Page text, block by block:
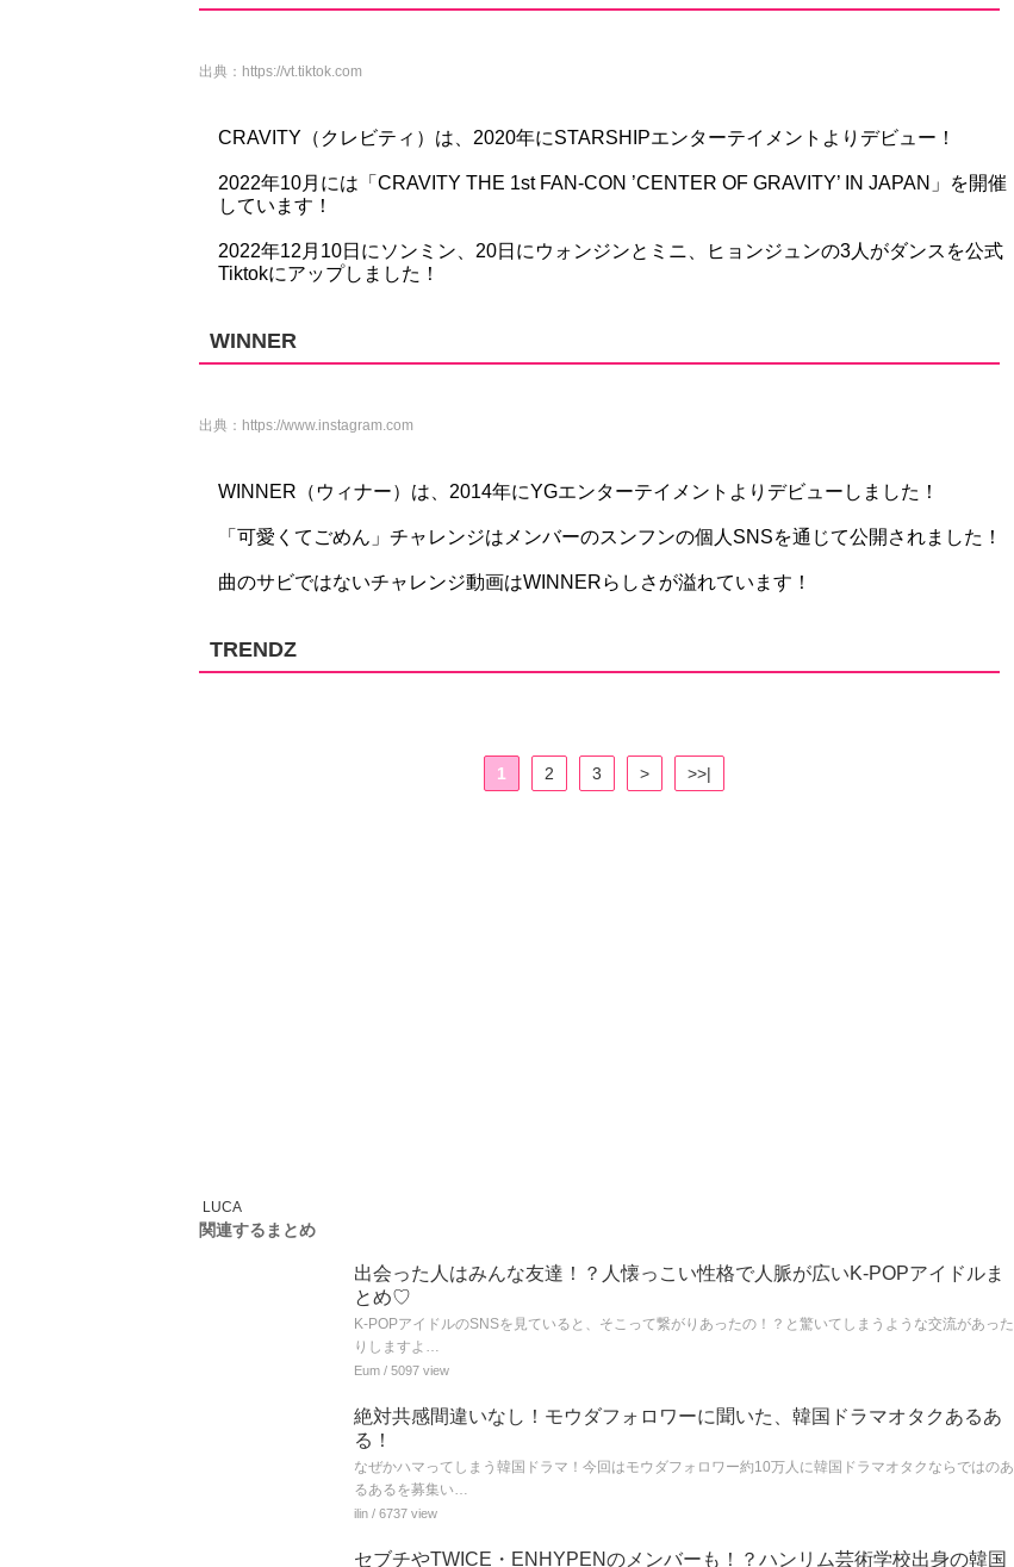
出典： https://vt.tiktok.com
CRAVITY（クレビティ）は、2020年にSTARSHIPエンターテイメントよりデビュー！
2022年10月には「CRAVITY THE 1st FAN-CON ’CENTER OF GRAVITY’ IN JAPAN」を開催
しています！
2022年12月10日にソンミン、20日にウォンジンとミニ、ヒョンジュンの3人がダンスを公式
Tiktokにアップしました！
WINNER
出典： https://www.instagram.com
WINNER（ウィナー）は、2014年にYGエンターテイメントよりデビューしました！
「可愛くてごめん」チャレンジはメンバーのスンフンの個人SNSを通じて公開されました！
曲のサビではないチャレンジ動画はWINNERらしさが溢れています！
TRENDZ
1 2 3 > >>|
LUCA
関連するまとめ
出会った人はみんな友達！？人懐っこい性格で人脈が広いK-POPアイドルま
とめ♡
K-POPアイドルのSNSを見ていると、そこって繋がりあったの！？と驚いてしまうような交流があった
りしますよ…
Eum / 5097 view
絶対共感間違いなし！モウダフォロワーに聞いた、韓国ドラマオタクあるあ
る！
なぜかハマってしまう韓国ドラマ！今回はモウダフォロワー約10万人に韓国ドラマオタクならではのあ
るあるを募集い…
ilin / 6737 view
セブチやTWICE・ENHYPENのメンバーも！？ハンリム芸術学校出身の韓国